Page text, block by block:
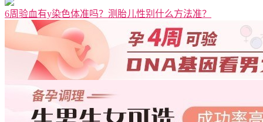
6周验血有y染色体准吗？测胎儿性别什么方法准？